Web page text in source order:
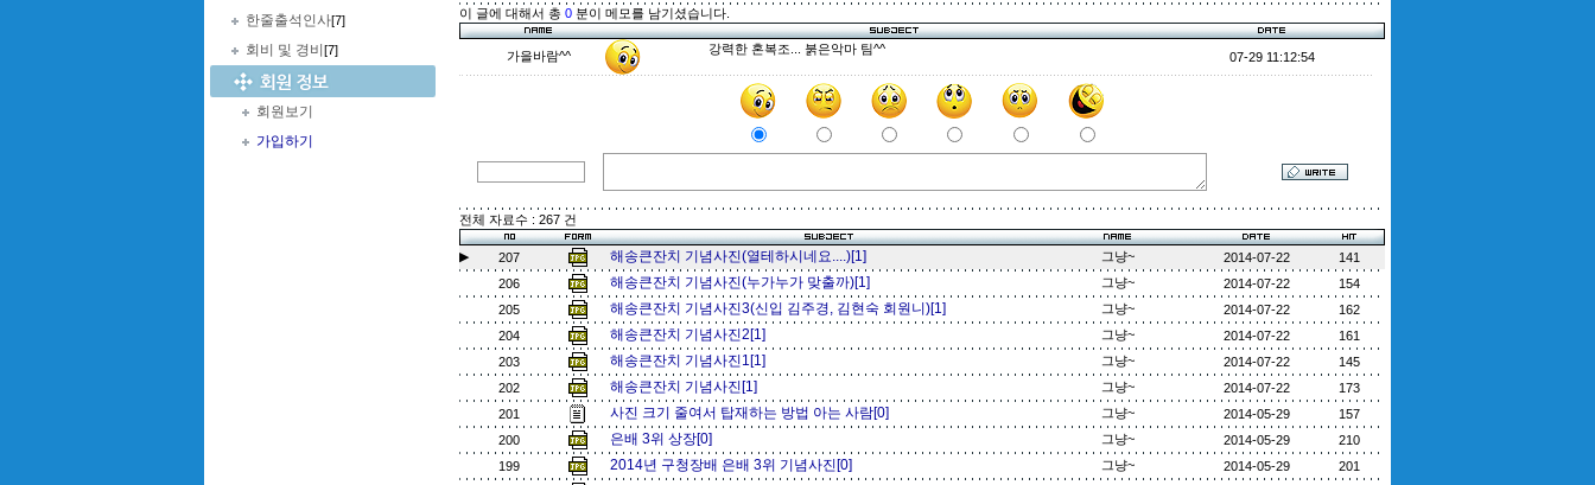
한줄출석인사[7]
회비 및 경비 [7]
회원보기
가입하기
이 글에 대해서 총 0 분이 메모를 남기셨습니다.
가을바람^^ 강력한 혼복조... 붉은악마 팀^^
07-29 11:12:54
전체 자료수 : 267 건
▶ 207 해송큰잔치 기념사진(열테하시네요....)[1] 그냥~ 2014-07-22
141
206
해송큰잔치 기념사진(누가누가 맞출까)[1] 그냥~ 2014-07-22
154
205
해송큰잔치 기념사진3(신입 김주경, 김현숙 회원니)[1] 그냥~ 2014-07-22
162
204
해송큰잔치 기념사진2[1] 그냥~ 2014-07-22
161
203
해송큰잔치 기념사진1[1] 그냥~ 2014-07-22
145
202
해송큰잔치 기념사진[1] 그냥~ 2014-07-22
173
201
사진 크기 줄여서 탑재하는 방법 아는 사람[0] 그냥~ 2014-05-29
157
200
은배 3위 상장[0] 그냥~ 2014-05-29
210
199
2014년 구청장배 은배 3위 기념사진[0] 그냥~ 2014-05-29 201